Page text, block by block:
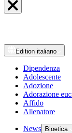
Edition italiano
Dipendenza
Adolescente
Adozione
Adorazione
Affido
Allenatore
News Bioetica